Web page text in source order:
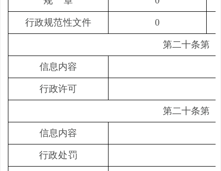
行政规范性文件 0
第二十条第
信息内容
行政许可
第二十条第
信息内容
行政处罚